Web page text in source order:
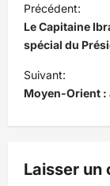
a
v
i
g
a
i
Précédent:
Le Capitaine
spécial du
Suivant:
Moyen-Orient :
Laisser un